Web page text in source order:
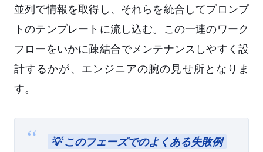
並列で情報を取得し、それらを統合してプロンプ
トのテンプレートに流し込む。この一連のワーク
フローをいかに疎結合でメンテナンスしやすく設
計するかが、エンジニアの腕の見せ所となりま
す。
💡 このフェーズでのよくある失敗例